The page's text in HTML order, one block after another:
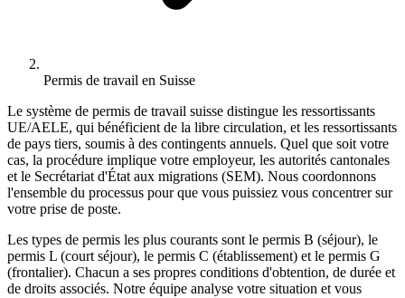
Permis de travail en Suisse
Le système de permis de travail suisse distingue les ressortissants
UE/AELE, qui bénéficient de la libre circulation, et les ressortissants
de pays tiers, soumis à des contingents annuels. Quel que soit votre
cas, la procédure implique votre employeur, les autorités cantonales
et le Secrétariat d'État aux migrations (SEM). Nous coordonnons
l'ensemble du processus pour que vous puissiez vous concentrer sur
votre prise de poste.
Les types de permis les plus courants sont le permis B (séjour), le
permis L (court séjour), le permis C (établissement) et le permis G
(frontalier). Chacun a ses propres conditions d'obtention, de durée et
de droits associés. Notre équipe analyse votre situation et vous